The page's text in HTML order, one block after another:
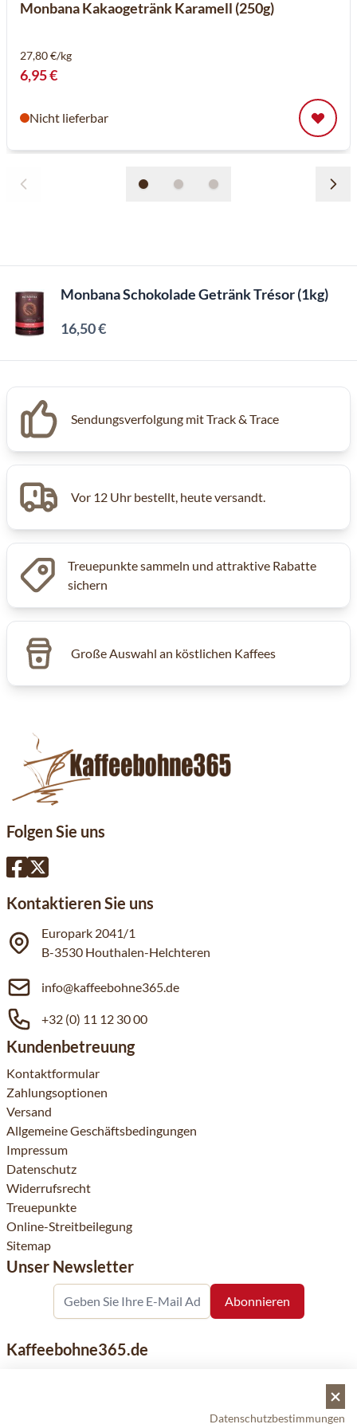
Monbana Kakaogetränk Karamell (250g)
27,80 €/kg
6,95 €
Nicht lieferbar
Monbana Schokolade Getränk Trésor (1kg)
16,50 €
Sendungsverfolgung mit Track & Trace
Vor 12 Uhr bestellt, heute versandt.
Treuepunkte sammeln und attraktive Rabatte
sichern
Große Auswahl an köstlichen Kaffees
Folgen Sie uns
Kontaktieren Sie uns
Europark 2041/1
B-3530 Houthalen-Helchteren
info@kaffeebohne365.de
+32 (0) 11 12 30 00
Kundenbetreuung
Kontaktformular
Zahlungsoptionen
Versand
Allgemeine Geschäftsbedingungen
Impressum
Datenschutz
Widerrufsrecht
Treuepunkte
Online-Streitbeilegung
Sitemap
Unser Newsletter
Kaffeebohne365.de
bekannter nationaler und internationaler Marken ist eine
Datenschutzbestimmungen